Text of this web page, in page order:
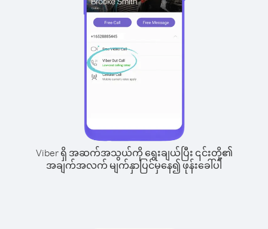
Viber ရှိ အဆက်အသွယ်ကို ရွေးချယ်ပြီး ၎င်းတို့၏
အချက်အလက် မျက်နှာပြင်မှနေ၍ ဖုန်းခေါ်ပါ